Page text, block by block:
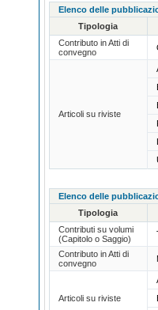
Elenco delle
Tipologia
Contributo in Atti di
convegno
Articoli su riviste
Elenco delle
Tipologia
Contributi su volumi
(Capitolo o Saggio)
Contributo in Atti di
convegno
Articoli su riviste